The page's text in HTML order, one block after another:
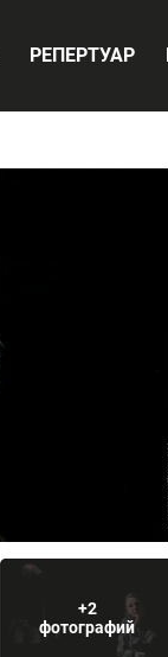
РЕПЕРТУАР
+2
фотографий